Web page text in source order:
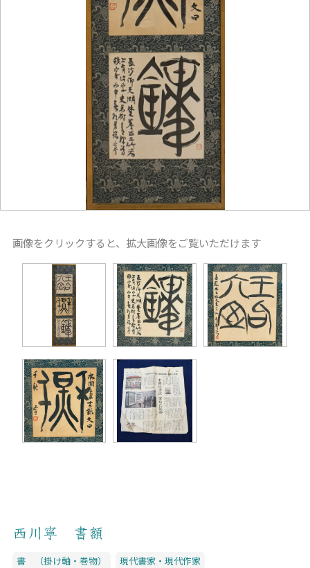
画像をクリックすると、拡大画像をご覧いただけます
西川寧 書額
書 （掛け軸・巻物） 現代書家・現代作家